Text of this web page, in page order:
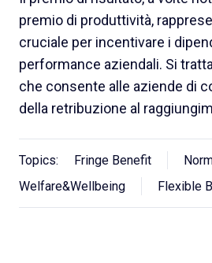
premio di produttività,
cruciale per incentivare i
performance aziendali. Si
che consente alle aziende di
della retribuzione al
Topics: Fringe Benefit
Welfare&Wellbeing
Flexible